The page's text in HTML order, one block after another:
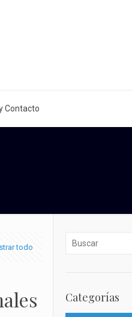
Contacto
todo
Categorías